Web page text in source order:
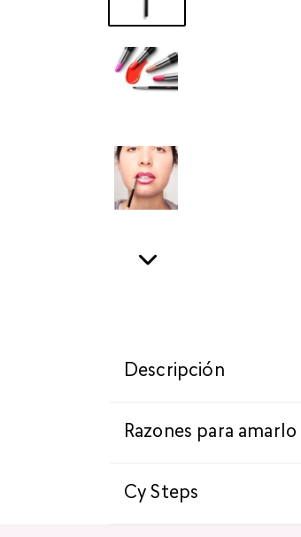
Descripción
Razones para amarlo
Cy Steps